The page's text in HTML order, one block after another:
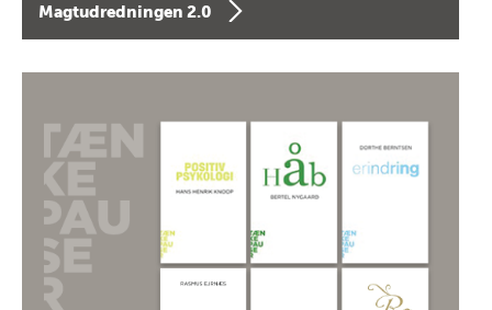
Magtudredningen 2.0